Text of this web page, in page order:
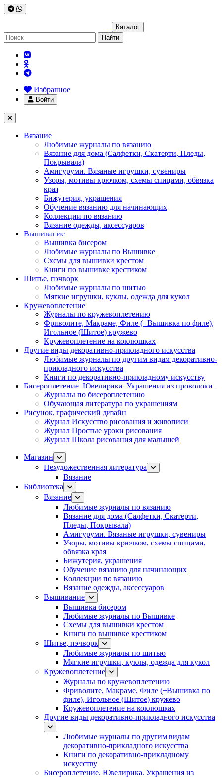
Каталог
Найти
Избранное
Войти
Вязание
Любимые журналы по вязанию
Вязание для дома (Салфетки, Скатерти, Пледы,
Покрывала)
Амигуруми. Вязаные игрушки, сувениры
Узоры, мотивы крючком, схемы спицами, обвязка
края
Бижутерия, украшения
Обучение вязанию для начинающих
Коллекции по вязанию
Вязание одежды, аксессуаров
Вышивание
Вышивка бисером
Любимые журналы по Вышивке
Схемы для вышивки крестом
Книги по вышивке крестиком
Шитье, пэчворк
Любимые журналы по шитью
Мягкие игрушки, куклы, одежда для кукол
Кружевоплетение
Журналы по кружевоплетению
Фриволите, Макраме, Филе (+Вышивка по филе),
Игольное (Шитое) кружево
Кружевоплетение на коклюшках
Другие виды декоративно-прикладного искусства
Любимые журналы по другим видам декоративно-
прикладного искусства
Книги по декоративно-прикладному искусству
Бисероплетение. Ювелирика. Украшения из проволоки.
Журналы по бисероплетению
Обучающая литература по украшениям
Рисунок, графический дизайн
Журнал Искусство рисования и живописи
Журнал Простые уроки рисования
Журнал Школа рисования для малышей
Магазин
Нехудожественная литература
Вязание
Библиотека
Вязание
Любимые журналы по вязанию
Вязание для дома (Салфетки, Скатерти,
Пледы, Покрывала)
Амигуруми. Вязаные игрушки, сувениры
Узоры, мотивы крючком, схемы спицами,
обвязка края
Бижутерия, украшения
Обучение вязанию для начинающих
Коллекции по вязанию
Вязание одежды, аксессуаров
Вышивание
Вышивка бисером
Любимые журналы по Вышивке
Схемы для вышивки крестом
Книги по вышивке крестиком
Шитье, пэчворк
Любимые журналы по шитью
Мягкие игрушки, куклы, одежда для кукол
Кружевоплетение
Журналы по кружевоплетению
Фриволите, Макраме, Филе (+Вышивка по
филе), Игольное (Шитое) кружево
Кружевоплетение на коклюшках
Другие виды декоративно-прикладного искусства
Любимые журналы по другим видам
декоративно-прикладного искусства
Книги по декоративно-прикладному
искусству
Бисероплетение. Ювелирика. Украшения из